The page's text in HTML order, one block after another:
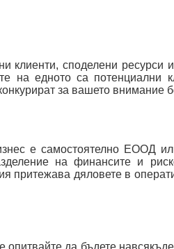
клиенти, споделени ресурси
на едното са потенциални
за вашето внимание
е самостоятелно ЕООД
на финансите и
притежава дяловете в